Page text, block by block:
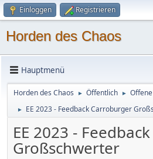
Einloggen Registrieren
Horden des Chaos
Hauptmenü
Horden des Chaos ► Öffentlich ►
► EE 2023 - Feedback Carroburger
EE 2023 -
Großschwerter